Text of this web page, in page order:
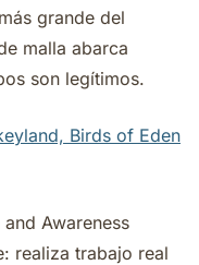
grande del
malla abarca
son legítimos.
Birds of Eden
Awareness
realiza trabajo real